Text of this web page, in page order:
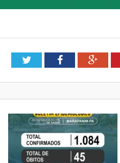
TwitterFacebook